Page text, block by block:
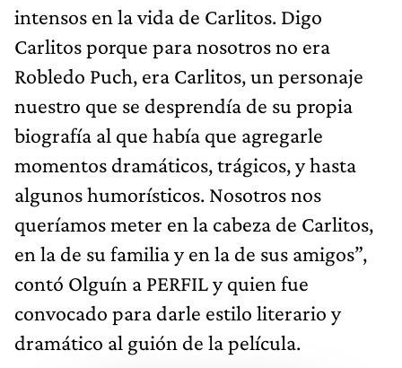
intensos en la vida de Carlitos. Digo
Carlitos porque para nosotros no era
Robledo Puch, era Carlitos, un personaje
nuestro que se desprendía de su propia
biografía al que había que agregarle
momentos dramáticos, trágicos, y hasta
algunos humorísticos. Nosotros nos
queríamos meter en la cabeza de Carlitos,
en la de su familia y en la de sus amigos”,
contó Olguín a PERFIL y quien fue
convocado para darle estilo literario y
dramático al guión de la película.